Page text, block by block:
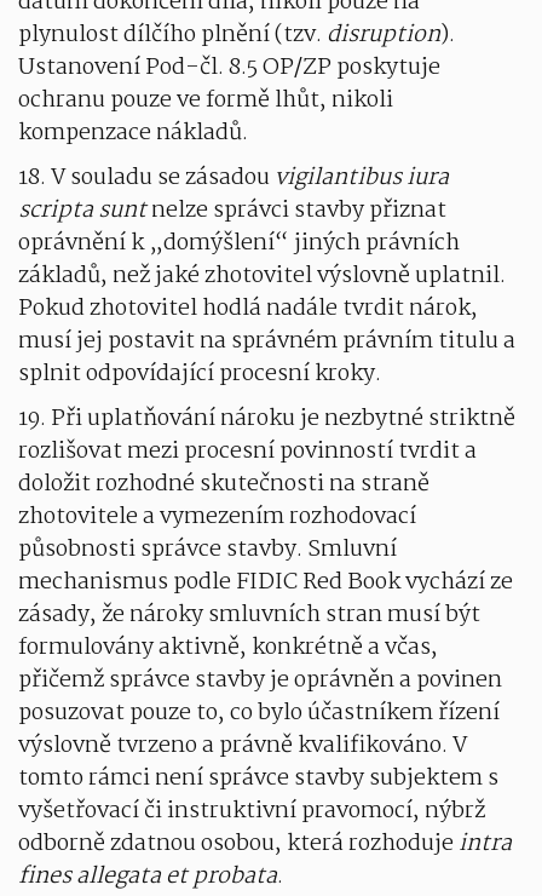
plynulost dílčího plnění (tzv. disruption).
Ustanovení Pod-čl. 8.5 OP/ZP poskytuje
ochranu pouze ve formě lhůt, nikoli
kompenzace nákladů.
18. V souladu se zásadou vigilantibus iura
scripta suntnelze správci stavby přiznat
oprávnění k „domýšlení“ jiných právních
základů, než jaké zhotovitel výslovně uplatnil.
Pokud zhotovitel hodlá nadále tvrdit nárok,
musí jej postavit na správném právním titulu a
splnit odpovídající procesní kroky.
19. Při uplatňování nároku je nezbytné striktně
rozlišovat mezi procesní povinností tvrdit a
doložit rozhodné skutečnosti na straně
zhotovitele a vymezením rozhodovací
působnosti správce stavby. Smluvní
mechanismus podle FIDIC Red Book vychází ze
zásady, že nároky smluvních stran musí být
formulovány aktivně, konkrétně a včas,
přičemž správce stavby je oprávněn a povinen
posuzovat pouze to, co bylo účastníkem řízení
výslovně tvrzeno a právně kvalifikováno. V
tomto rámci není správce stavby subjektem s
vyšetřovací či instruktivní pravomocí, nýbrž
odborně zdatnou osobou, která rozhoduje intra
fines allegata et probata.